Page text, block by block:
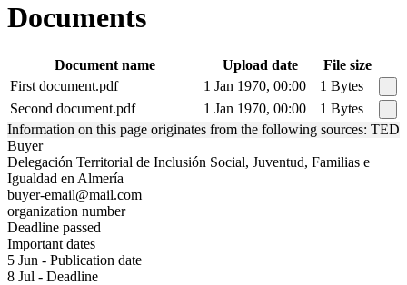
Documents
Document name Upload date
File size
First document.pdf
1 Jan 1970, 00:00
1 Bytes
Second document.pdf
1 Jan 1970, 00:00
1 Bytes
Information on this page originates from the following sources: TED
Buyer
Delegación Territorial de Inclusión Social, Juventud, Familias e
Igualdad en Almería
buyer-email@mail.com
organization number
Deadline passed
Important dates
5 Jun - Publication date
8 Jul - Deadline